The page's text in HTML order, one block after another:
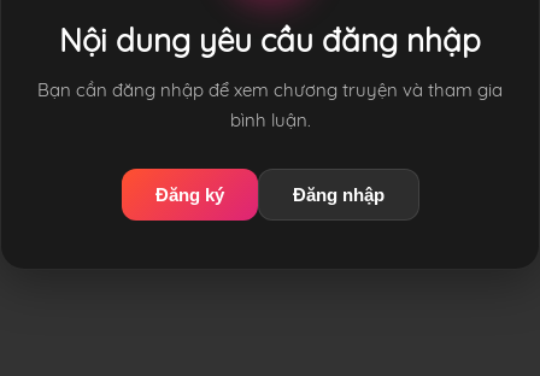
Nội dung yêu cầu đăng nhập
Bạn cần đăng nhập để xem chương truyện và tham gia
bình luận.
Đăng ký Đăng nhập